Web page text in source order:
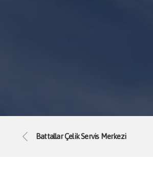
Battallar Çelik Servis Merkezi